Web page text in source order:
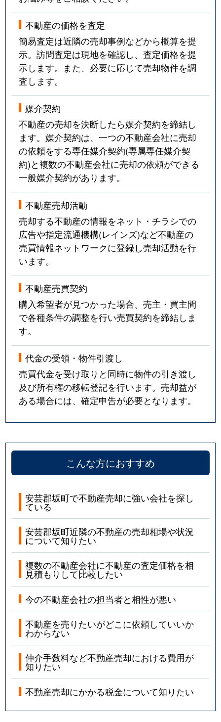
不動産の価格を査定
簡易査定は近隣の売却事例などから概算を提
示。訪問査定は現地を確認し、査定価格を提
示します。また、必要に応じて売却物件を調
査します。
媒介契約
不動産の売却を決断したら媒介契約を締結し
ます。媒介契約は、一つの不動産会社に売却
の依頼をする専任媒介契約(専属専任媒介契
約)と複数の不動産会社に売却の依頼ができる
一般媒介契約があります。
不動産売却活動
売却する不動産の情報をネット・チラシでの
広告や指定流通機構(レインズ)など不動産の
売買情報ネットワークに登録し売却活動を行
います。
不動産売買契約
購入希望者が見つかった場合、売主・買主間
で各種条件の調整を行い売買契約を締結しま
す。
代金の受領・物件引渡し
売買代金を受け取りと同時に物件の引き渡し
及び所有権の移転登記を行います。売却益が
ある場合には、確定申告が必要となります。
こんな方におすすめ
安芸郡坂町で不動産売却に強い会社を探し
ている
安芸郡坂町近隣の不動産の売却相場や状況
について知りたい
複数の不動産会社に不動産の査定価格を相
見積もりして比較したい
今の不動産会社の担当者と相性が悪い
不動産を売りたいがどこに依頼していいか
わからない
仲介手数料など不動産売却における費用が
知りたい
不動産売却にかかる税金について知りたい